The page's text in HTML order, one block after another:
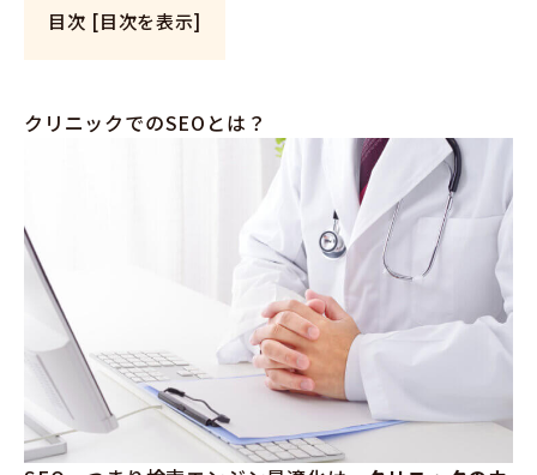
目次 [目次を表示]
クリニックでのSEOとは？